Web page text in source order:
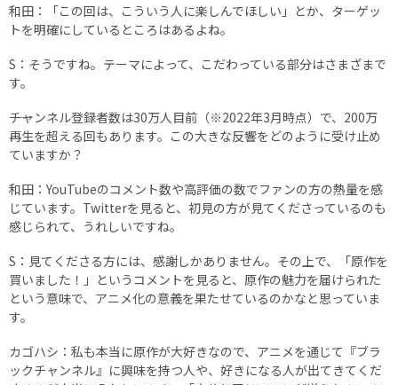
和田：「この回は、こういう人に楽しんでほしい」とか、ターゲッ
トを明確にしているところはあるよね。
S：そうですね。テーマによって、こだわっている部分はさまざまで
す。
――チャンネル登録者数は30万人目前（※2022年3月時点）で、200万
再生を超える回もあります。この大きな反響をどのように受け止め
ていますか？
和田：YouTubeのコメント数や高評価の数でファンの方の熱量を感
じています。Twitterを見ると、初見の方が見てくださっているのも
感じられて、うれしいですね。
S：見てくださる方には、感謝しかありません。その上で、「原作を
買いました！」というコメントを見ると、原作の魅力を届けられた
という意味で、アニメ化の意義を果たせているのかなと思っていま
す。
カゴハシ：私も本当に原作が大好きなので、アニメを通じて『ブラ
ックチャンネル』に興味を持つ人や、好きになる人が出てきてくだ